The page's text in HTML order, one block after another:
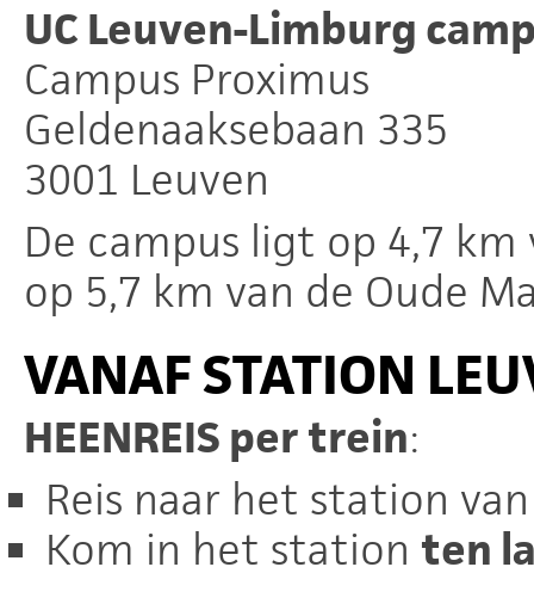
UC Leuven-Limburg
Campus Proximus
Geldenaaksebaan 335
3001 Leuven
De campus ligt op 4,7
op 5,7 km van de Oude
VANAF STATION
HEENREIS per trein:
Reis naar het station
Kom in het station ten